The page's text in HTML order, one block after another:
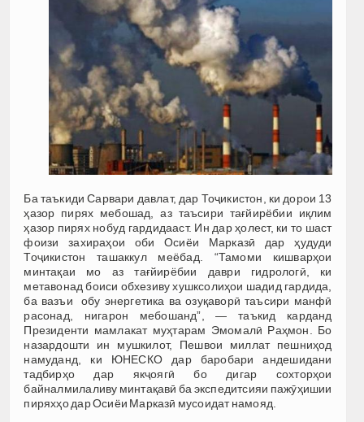
Ба таъкиди Сарвари давлат, дар Тоҷикистон, ки дорои 13
ҳазор пирях мебошад, аз таъсири тағйирёбии иқлим
ҳазор пирях нобуд гардидааст. Ин дар ҳолест, ки то шаст
фоизи захираҳои оби Осиёи Марказӣ дар ҳудуди
Тоҷикистон ташаккул меёбад. “Тамоми кишварҳои
минтақаи мо аз тағйирёбии даври гидрологӣ, ки
метавонад боиси обхезиву хушксолиҳои шадид гардида,
ба вазъи обу энергетика ва озуқаворӣ таъсири манфӣ
расонад, нигарон мебошанд”, — таъкид карданд
Президенти мамлакат муҳтарам Эмомалӣ Раҳмон. Бо
назардошти ин мушкилот, Пешвои миллат пешниҳод
намуданд, ки ЮНЕСКО дар баробари андешидани
тадбирҳо дар якҷоягӣ бо дигар сохторҳои
байналмилаливу минтақавӣ ба экспедитсияи пажӯҳишии
пиряхҳо дар Осиёи Марказӣ мусоидат намояд.